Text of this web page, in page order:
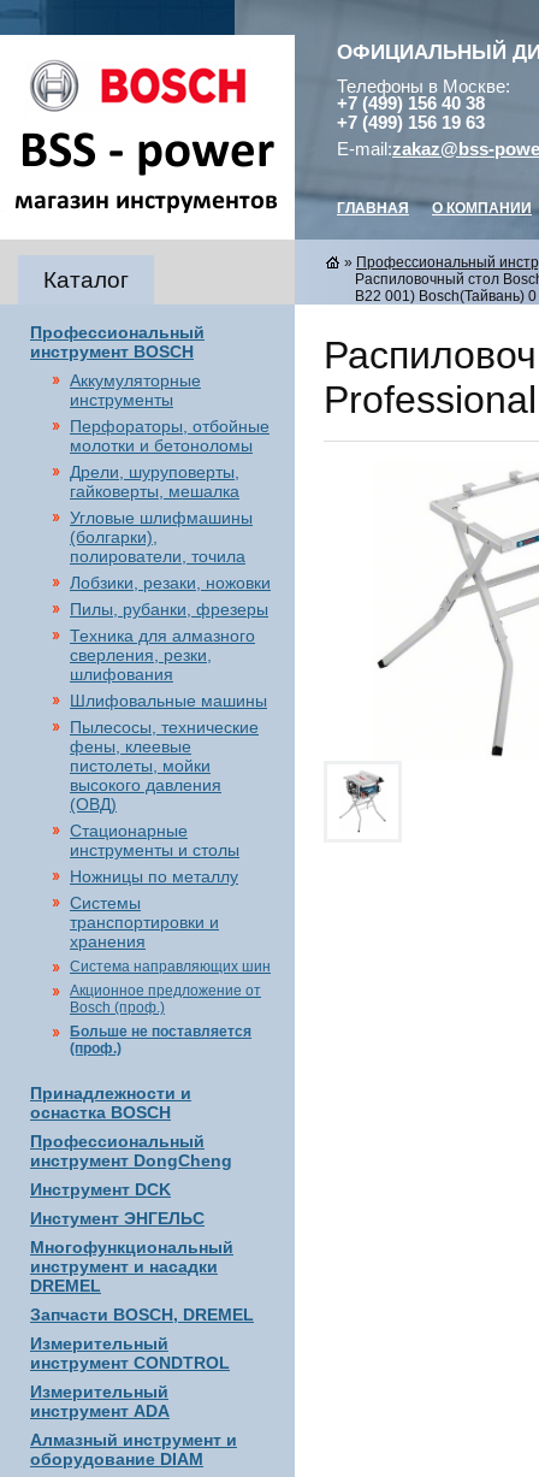
ОФИЦИАЛЬНЫЙ
Телефоны в Москве:
+7 (499) 156 40 38
+7 (499) 156 19 63
E-mail:zakaz@bss-
ГЛАВНАЯ О КОМПАНИИ
Каталог
Профессиональный
инструмент BOSCH
Аккумуляторные
инструменты
Перфораторы, отбойные
молотки и бетоноломы
Дрели, шуруповерты,
гайковерты, мешалка
Угловые шлифмашины
(болгарки),
полирователи, точила
Лобзики, резаки, ножовки
Пилы, рубанки, фрезеры
Техника для алмазного
сверления, резки,
шлифования
Шлифовальные машины
Пылесосы, технические
фены, клеевые
пистолеты, мойки
высокого давления
(ОВД)
Стационарные
инструменты и столы
Ножницы по металлу
Системы
транспортировки и
хранения
Система направляющих шин
Акционное предложение от
Bosch (проф.)
Больше не поставляется
(проф.)
Принадлежности и
оснастка BOSCH
Профессиональный
инструмент DongCheng
Инструмент DCK
Инстумент ЭНГЕЛЬС
Многофункциональный
инструмент и насадки
DREMEL
Запчасти BOSCH, DREMEL
Измерительный
инструмент CONDTROL
Измерительный
инструмент ADA
Алмазный инструмент и
оборудование DIAM
» Профессиональный
Распиловочный стол
B22 001) Bosch(Тайвань)